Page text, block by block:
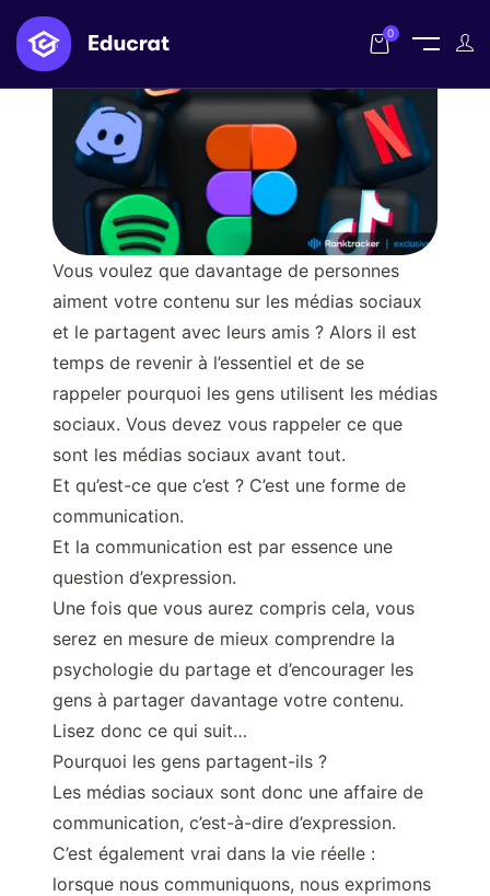
0
Vous voulez que davantage de personnes
aiment votre contenu sur les médias sociaux
et le partagent avec leurs amis ? Alors il est
temps de revenir à l’essentiel et de se
rappeler pourquoi les gens utilisent les médias
sociaux. Vous devez vous rappeler ce que
sont les médias sociaux avant tout.
Et qu’est-ce que c’est ? C’est une forme de
communication.
Et la communication est par essence une
question d’expression.
Une fois que vous aurez compris cela, vous
serez en mesure de mieux comprendre la
psychologie du partage et d’encourager les
gens à partager davantage votre contenu.
Lisez donc ce qui suit…
Pourquoi les gens partagent-ils ?
Les médias sociaux sont donc une affaire de
communication, c’est-à-dire d’expression.
C’est également vrai dans la vie réelle :
lorsque nous communiquons, nous exprimons